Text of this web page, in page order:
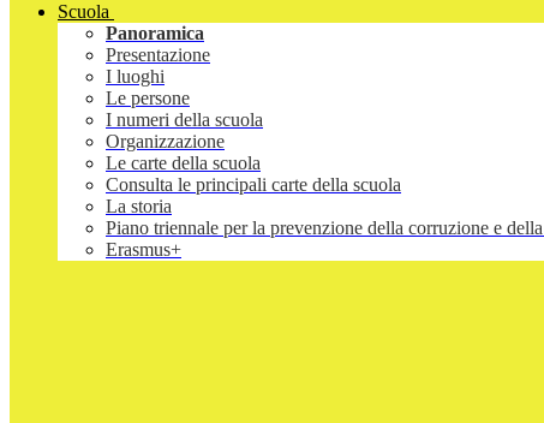
Scuola
Panoramica
Presentazione
I luoghi
Le persone
I numeri della scuola
Organizzazione
Le carte della scuola
Consulta le principali carte della scuola
La storia
Piano triennale per la prevenzione della corruzione e
Erasmus+